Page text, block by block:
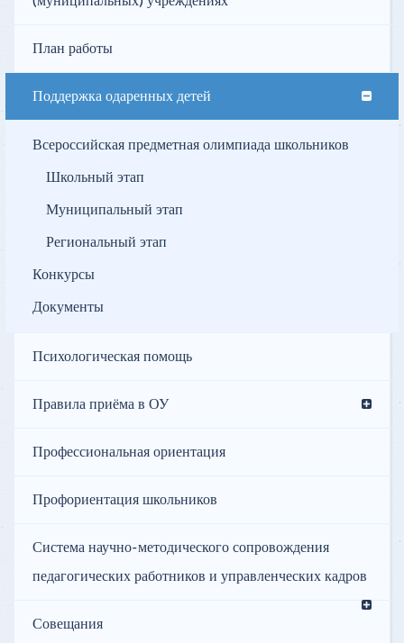
План работы
Поддержка одаренных детей
Всероссийская предметная олимпиада школьников
Школьный этап
Муниципальный этап
Региональный этап
Конкурсы
Документы
Психологическая помощь
Правила приёма в ОУ
Профессиональная ориентация
Профориентация школьников
Система научно-методического сопровождения
педагогических работников и управленческих кадров
Совещания